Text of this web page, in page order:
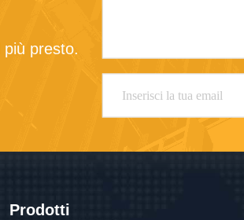
presto.
Prodotti